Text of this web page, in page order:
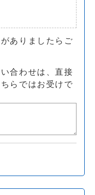
ありましたらご
合わせは、直接
らではお受けで